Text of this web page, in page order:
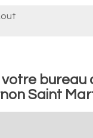
bureau
Saint